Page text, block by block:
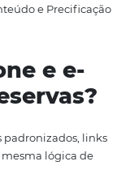
de distribuição.
total vs. OTAs,
acompanhando